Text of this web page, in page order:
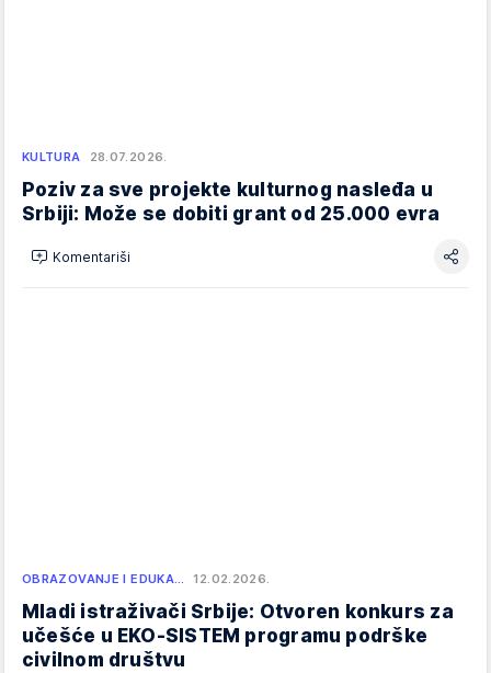
KULTURA 28.07.2026.
Poziv za sve projekte kulturnog nasleđa u
Srbiji: Može se dobiti grant od 25.000 evra
Komentariši
OBRAZOVANJE I EDUKA… 12.02.2026.
Mladi istraživači Srbije: Otvoren konkurs za
učešće u EKO-SISTEM programu podrške
civilnom društvu